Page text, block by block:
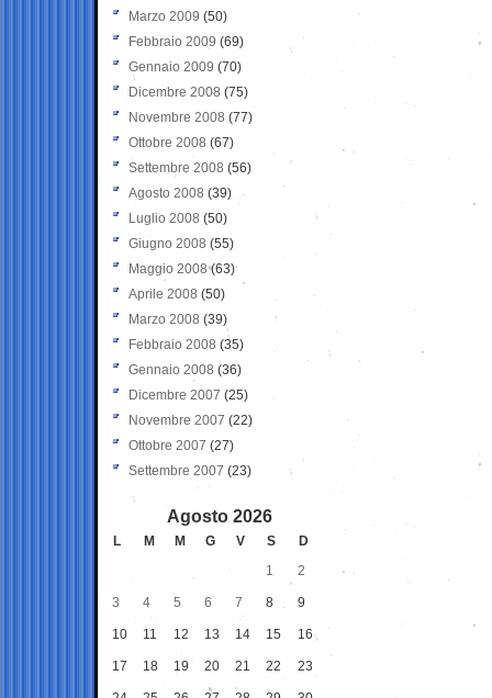
Marzo 2009 (50)
Febbraio 2009 (69)
Gennaio 2009 (70)
Dicembre 2008 (75)
Novembre 2008 (77)
Ottobre 2008 (67)
Settembre 2008 (56)
Agosto 2008 (39)
Luglio 2008 (50)
Giugno 2008 (55)
Maggio 2008(63)
Aprile 2008 (50)
Marzo 2008 (39)
Febbraio 2008 (35)
Gennaio 2008 (36)
Dicembre 2007 (25)
Novembre 2007 (22)
Ottobre 2007 (27)
Settembre 2007 (23)
Agosto 2026
L M M G V S
D
1
2
3 4 5 6 7 8 9
10 11 12 13 14 15 16
17 18 19 20 21 22 23